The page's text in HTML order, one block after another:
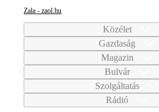
Zala - zaol.hu
Közélet
Gazdaság
Magazin
Bulvár
Szolgáltatás
Rádió